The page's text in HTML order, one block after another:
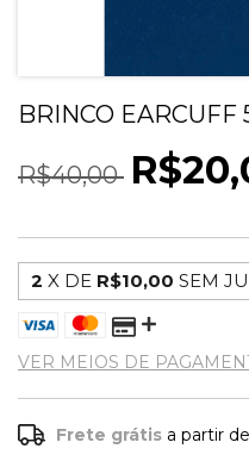
BRINCO EARCUFF
R$40,00
2 X DE R$10,00 SEM
VER MEIOS DE
Frete grátis a partir de